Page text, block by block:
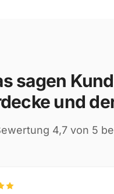
sagen
und
4,7 von 5